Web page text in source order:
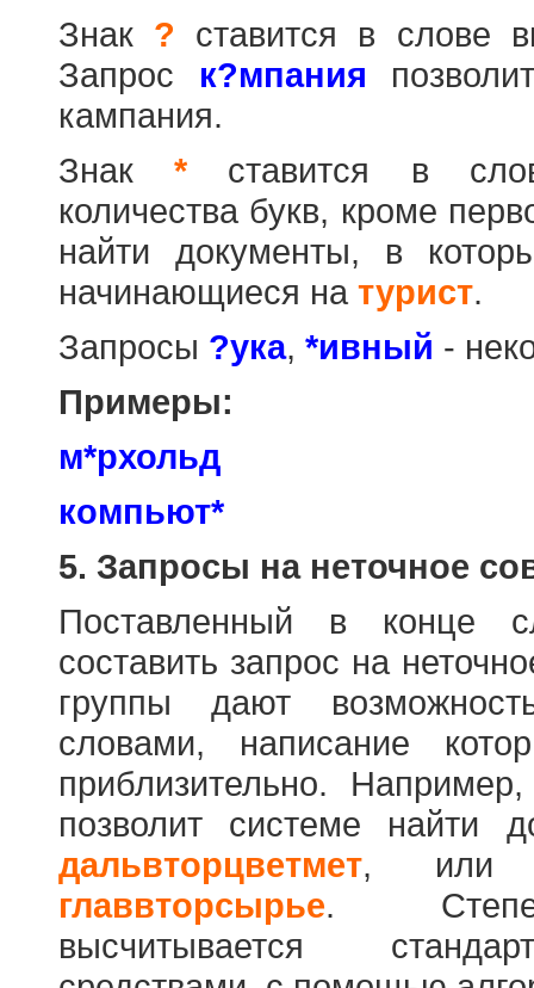
Знак ? ставится в слове
Запрос к?мпания
кампания.
Знак* ставится в
количества букв, кроме
найти документы, в
начинающиеся на турист.
Запросы ?ука, *ивный -
Примеры:
м*рхольд
компьют*
5. Запросы на неточное
Поставленный в конце
составить запрос на
группы дают
словами, написание
приблизительно.
позволит системе найти
дальвторцветмет,
главвторсырье.
высчитывается